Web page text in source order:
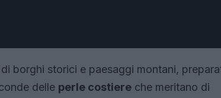
borghi storici e paesaggi montani,
delle perle costiere che meritano di